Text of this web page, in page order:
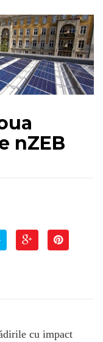
nZEB
cu impact